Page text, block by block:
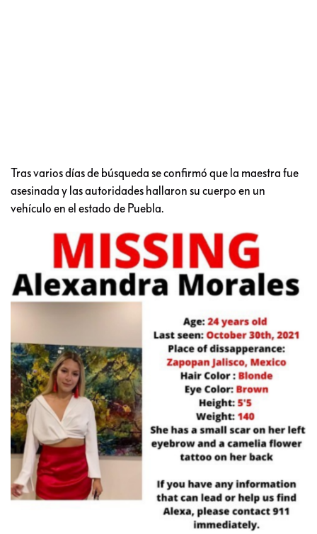
Tras varios días de búsqueda se confirmó que la maestra fue
asesinada y las autoridades hallaron su cuerpo en un
vehículo en el estado de Puebla.